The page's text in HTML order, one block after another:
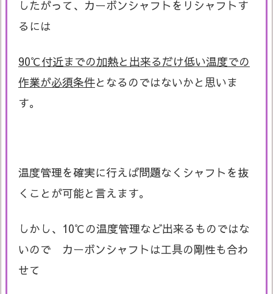
したがって、カーボンシャフトをリシャフトす
るには
90℃付近までの加熱と出来るだけ低い温度での
作業が必須条件となるのではないかと思いま
す。
温度管理を確実に行えば問題なくシャフトを抜
くことが可能と言えます。
しかし、10℃の温度管理など出来るものではな
いので カーボンシャフトは工具の剛性も合わ
せて